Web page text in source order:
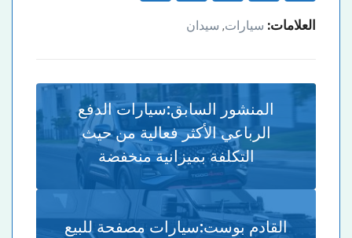
العلامات: سيارات, سيدان
المنشور السابق:سيارات الدفع
الرباعي الأكثر فعالية من حيث
التكلفة بميزانية منخفضة
القادم بوست:سيارات مصفحة للبيع